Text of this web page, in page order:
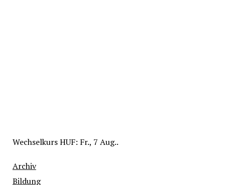
WechselkursHUF: Fr., 7 Aug..
Archiv
Bildung